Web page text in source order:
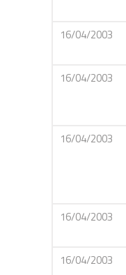
16/04/2003
16/04/2003
16/04/2003
16/04/2003
16/04/2003